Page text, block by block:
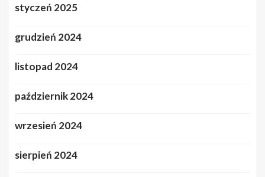
styczeń 2025
grudzień 2024
listopad 2024
październik 2024
wrzesień 2024
sierpień 2024